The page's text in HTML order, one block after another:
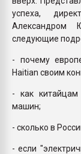
успеха,
Александром
следующие
- почему
Haitian своим
- как китайцам
машин;
- сколько в
- если